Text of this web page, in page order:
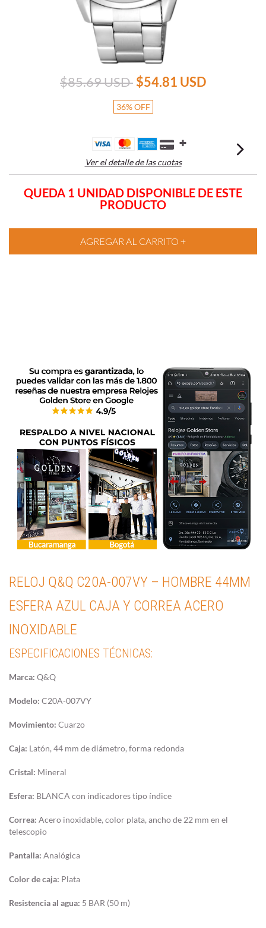
$85.69 USD $54.81 USD
36%OFF
Ver el detalle de las cuotas
QUEDA 1 UNIDAD DISPONIBLE DE ESTE
PRODUCTO
RELOJ Q&Q C20A-007VY – HOMBRE 44MM
ESFERA AZUL CAJA Y CORREA ACERO
INOXIDABLE
ESPECIFICACIONES TÉCNICAS:
Marca: Q&Q
Modelo: C20A-007VY
Movimiento: Cuarzo
Caja: Latón, 44 mm de diámetro, forma redonda
Cristal: Mineral
Esfera: BLANCA con indicadores tipo índice
Correa: Acero inoxidable, color plata, ancho de 22 mm en el
telescopio
Pantalla: Analógica
Color de caja: Plata
Resistencia al agua: 5 BAR (50 m)